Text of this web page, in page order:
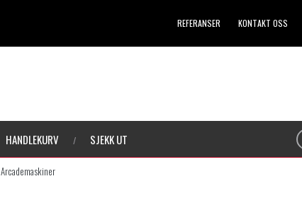
REFERANSER KONTAKT OSS
HANDLEKURV SJEKK UT
Arcademaskiner